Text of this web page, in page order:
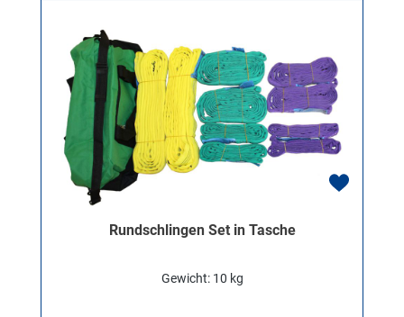
Rundschlingen Set in Tasche
Gewicht: 10 kg